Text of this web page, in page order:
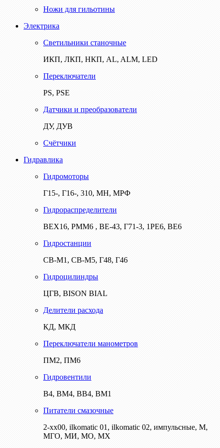
Ножи для гильотины
Электрика
Светильники станочные
ИКП, ЛКП, НКП, AL, ALM, LED
Переключатели
PS, PSE
Датчики и преобразователи
ДУ, ДУВ
Счётчики
Гидравлика
Гидромоторы
Г15-, Г16-, 310, МН, МРФ
Гидрораспределители
ВЕХ16, РММ6 , ВЕ-43, Г71-3, 1РЕ6, ВЕ6
Гидростанции
СВ-М1, СВ-М5, Г48, Г46
Гидроцилиндры
ЦГВ, BISON BIAL
Делители расхода
КД, МКД
Переключатели манометров
ПМ2, ПМ6
Гидровентили
В4, ВМ4, ВВ4, ВМ1
Питатели смазочные
2-хх00, ilkomatic 01, ilkomatic 02, импульсные, М,
МГО, МИ, МО, МХ